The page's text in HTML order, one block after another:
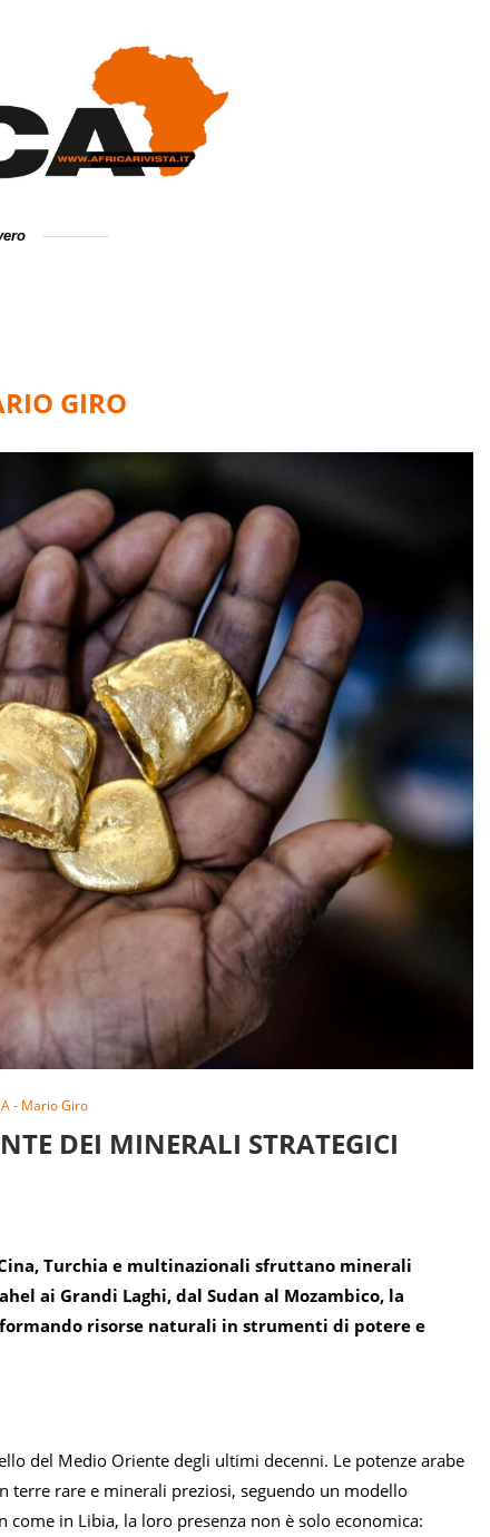
GIRO
- Mario Giro
DEI MINERALI STRATEGICI
Turchia e multinazionali sfruttano minerali
ai Grandi Laghi, dal Sudan al Mozambico, la
risorse naturali in strumenti di potere e
del Medio Oriente degli ultimi decenni. Le potenze arabe
terre rare e minerali preziosi, seguendo un modello
come in Libia, la loro presenza non è solo economica: